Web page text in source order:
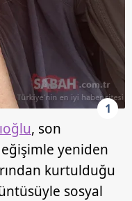
1
, son
yeniden
kurtulduğu
sosyal